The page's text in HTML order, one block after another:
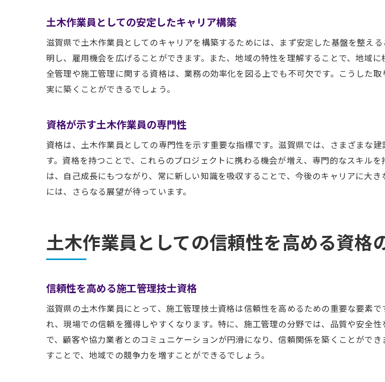
資格で得られるプロジェクト管
資格が保証する品質管理とそ
プロジェクト成功に不可欠な
滋賀県での土木作業員における資格
土木作業員資格が示す未来の
滋賀県の地域特性に即した資格
資格を活かした滋賀県での土
信頼される土木作業員になるた
地域社会への貢献を支える資
資格がもたらす地元企業との協
土木作業員としての安定したキャリア構築
滋賀県で土木作業員としてのキャリアを構築するためには、まず安定した基盤を整え
明し、雇用機会を広げることができます。また、地域の特性を理解することで、地域
全管理や施工管理に関する資格は、業務の効率化を図る上でも不可欠です。こうした
実に築くことができるでしょう。
資格が示す土木作業員の専門性
資格は、土木作業員としての専門性を示す重要な指標です。滋賀県では、さまざまな
す。資格を持つことで、これらのプロジェクトに携わる機会が増え、専門的なスキル
は、自己成長にもつながり、常に新しい知識を吸収することで、今後のキャリアに大
には、さらなる展望が待っています。
土木作業員としての信頼性を高める資格
信頼性を高める施工管理技士資格
滋賀県の土木作業員にとって、施工管理技士資格は信頼性を高めるための重要な要素
れ、現場での信頼を獲得しやすくなります。特に、施工管理の分野では、品質や安全
で、顧客や協力業者とのコミュニケーションが円滑になり、信頼関係を築くことがで
すことで、地域での競争力を増すことができるでしょう。